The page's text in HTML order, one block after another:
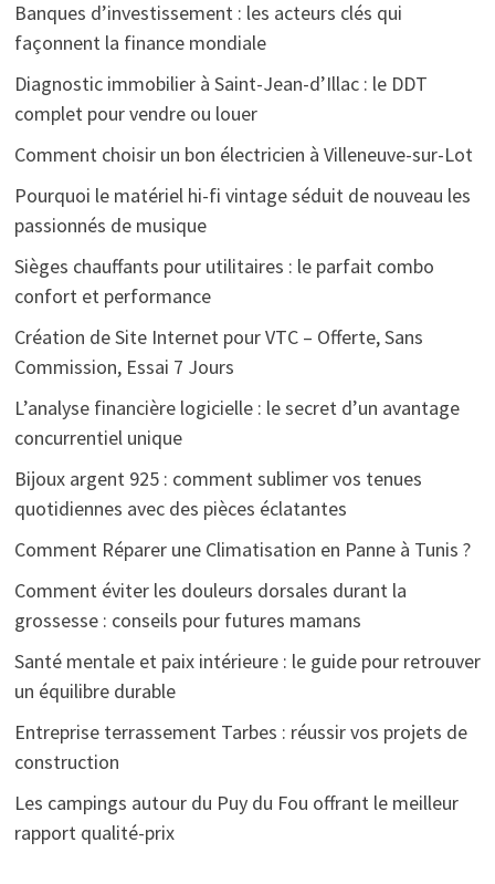
Banques d’investissement : les acteurs clés qui
façonnent la finance mondiale
Diagnostic immobilier à Saint-Jean-d’Illac : le DDT
complet pour vendre ou louer
Comment choisir un bon électricien à Villeneuve-sur-Lot
Pourquoi le matériel hi-fi vintage séduit de nouveau les
passionnés de musique
Sièges chauffants pour utilitaires : le parfait combo
confort et performance
Création de Site Internet pour VTC – Offerte, Sans
Commission, Essai 7 Jours
L’analyse financière logicielle : le secret d’un avantage
concurrentiel unique
Bijoux argent 925 : comment sublimer vos tenues
quotidiennes avec des pièces éclatantes
Comment Réparer une Climatisation en Panne à Tunis ?
Comment éviter les douleurs dorsales durant la
grossesse : conseils pour futures mamans
Santé mentale et paix intérieure : le guide pour retrouver
un équilibre durable
Entreprise terrassement Tarbes : réussir vos projets de
construction
Les campings autour du Puy du Fou offrant le meilleur
rapport qualité-prix